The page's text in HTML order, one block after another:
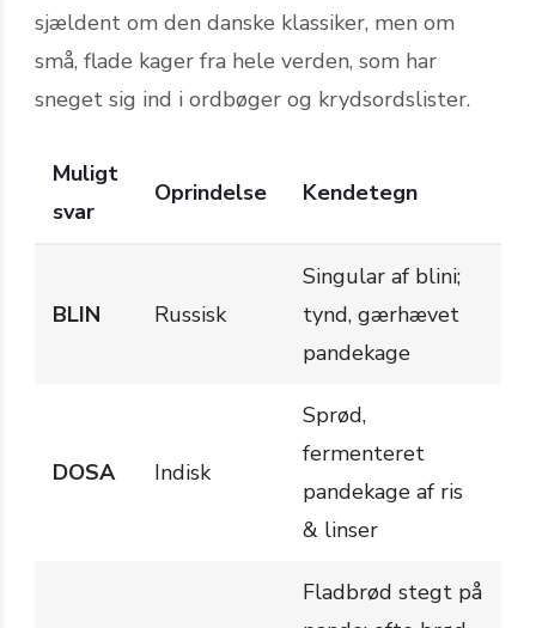
sjældent om den danske klassiker, men om
små, flade kager fra hele verden, som har
sneget sig ind i ordbøger og krydsordslister.
Muligt
svar
Oprindelse Kendetegn
BLIN Russisk
Singular af blini;
tynd, gærhævet
pandekage
DOSA Indisk
Sprød,
fermenteret
pandekage af ris
& linser
Fladbrød stegt på